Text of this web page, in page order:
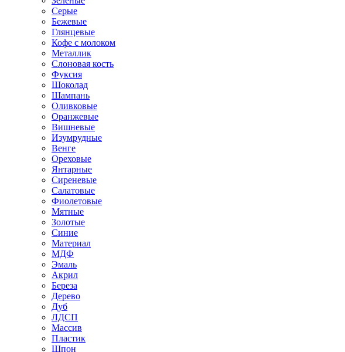
Серые
Бежевые
Глянцевые
Кофе с молоком
Металлик
Слоновая кость
Фуксия
Шоколад
Шампань
Оливковые
Оранжевые
Вишневые
Изумрудные
Венге
Ореховые
Янтарные
Сиреневые
Салатовые
Фиолетовые
Мятные
Золотые
Синие
Материал
МДФ
Эмаль
Акрил
Береза
Дерево
Дуб
ЛДСП
Массив
Пластик
Шпон